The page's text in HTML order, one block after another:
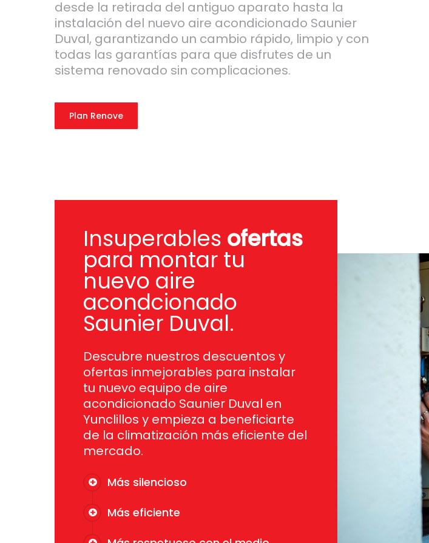
desde la retirada del antiguo aparato hasta la
instalación del nuevo aire acondicionado Saunier
Duval, garantizando un cambio rápido, limpio y con
todas las garantías para que disfrutes de un
sistema renovado sin complicaciones.
Plan Renove
Insuperables ofertas
para montar tu
nuevo aire
acondcionado
Saunier Duval.
Descubre nuestros descuentos y
ofertas inmejorables para instalar
tu nuevo equipo de aire
acondicionado Saunier Duval en
Yunclillos y empieza a beneficiarte
de la climatización más eficiente del
mercado.
Más silencioso
Más eficiente